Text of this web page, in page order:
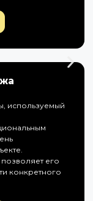
используемый
его
конкретного